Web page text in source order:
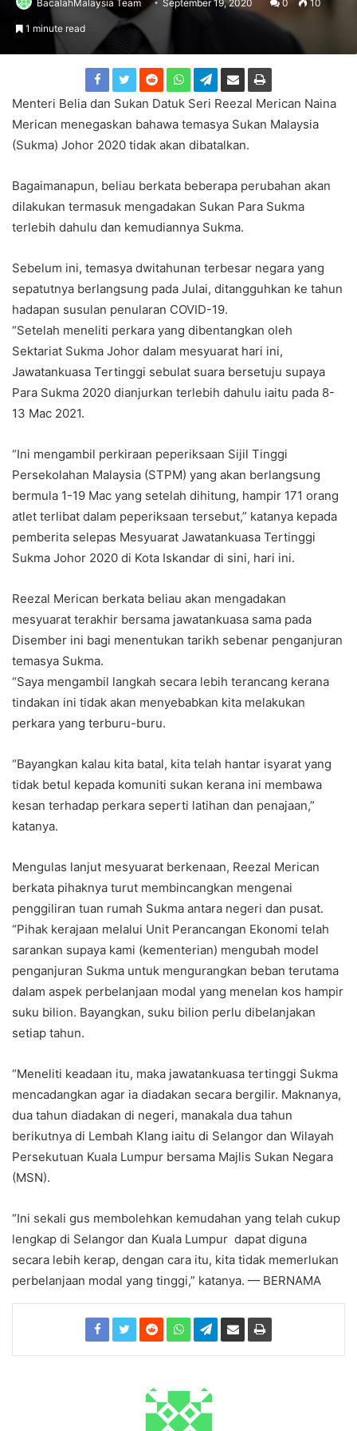
BacalahMalaysia Team September 19, 2020 0 10
1 minute read
Menteri Belia dan Sukan Datuk Seri Reezal Merican Naina
Merican menegaskan bahawa temasya Sukan Malaysia
(Sukma) Johor 2020 tidak akan dibatalkan.
Bagaimanapun, beliau berkata beberapa perubahan akan
dilakukan termasuk mengadakan Sukan Para Sukma
terlebih dahulu dan kemudiannya Sukma.
Sebelum ini, temasya dwitahunan terbesar negara yang
sepatutnya berlangsung pada Julai, ditangguhkan ke tahun
hadapan susulan penularan COVID-19.
“Setelah meneliti perkara yang dibentangkan oleh
Sektariat Sukma Johor dalam mesyuarat hari ini,
Jawatankuasa Tertinggi sebulat suara bersetuju supaya
Para Sukma 2020 dianjurkan terlebih dahulu iaitu pada 8-
13 Mac 2021.
“Ini mengambil perkiraan peperiksaan Sijil Tinggi
Persekolahan Malaysia (STPM) yang akan berlangsung
bermula 1-19 Mac yang setelah dihitung, hampir 171 orang
atlet terlibat dalam peperiksaan tersebut,” katanya kepada
pemberita selepas Mesyuarat Jawatankuasa Tertinggi
Sukma Johor 2020 di Kota Iskandar di sini, hari ini.
Reezal Merican berkata beliau akan mengadakan
mesyuarat terakhir bersama jawatankuasa sama pada
Disember ini bagi menentukan tarikh sebenar penganjuran
temasya Sukma.
“Saya mengambil langkah secara lebih terancang kerana
tindakan ini tidak akan menyebabkan kita melakukan
perkara yang terburu-buru.
“Bayangkan kalau kita batal, kita telah hantar isyarat yang
tidak betul kepada komuniti sukan kerana ini membawa
kesan terhadap perkara seperti latihan dan penajaan,”
katanya.
Mengulas lanjut mesyuarat berkenaan, Reezal Merican
berkata pihaknya turut membincangkan mengenai
penggiliran tuan rumah Sukma antara negeri dan pusat.
“Pihak kerajaan melalui Unit Perancangan Ekonomi telah
sarankan supaya kami (kementerian) mengubah model
penganjuran Sukma untuk mengurangkan beban terutama
dalam aspek perbelanjaan modal yang menelan kos hampir
suku bilion. Bayangkan, suku bilion perlu dibelanjakan
setiap tahun.
“Meneliti keadaan itu, maka jawatankuasa tertinggi Sukma
mencadangkan agar ia diadakan secara bergilir. Maknanya,
dua tahun diadakan di negeri, manakala dua tahun
berikutnya di Lembah Klang iaitu di Selangor dan Wilayah
Persekutuan Kuala Lumpur bersama Majlis Sukan Negara
(MSN).
“Ini sekali gus membolehkan kemudahan yang telah cukup
lengkap di Selangor dan Kuala Lumpur dapat diguna
secara lebih kerap, dengan cara itu, kita tidak memerlukan
perbelanjaan modal yang tinggi,” katanya. — BERNAMA